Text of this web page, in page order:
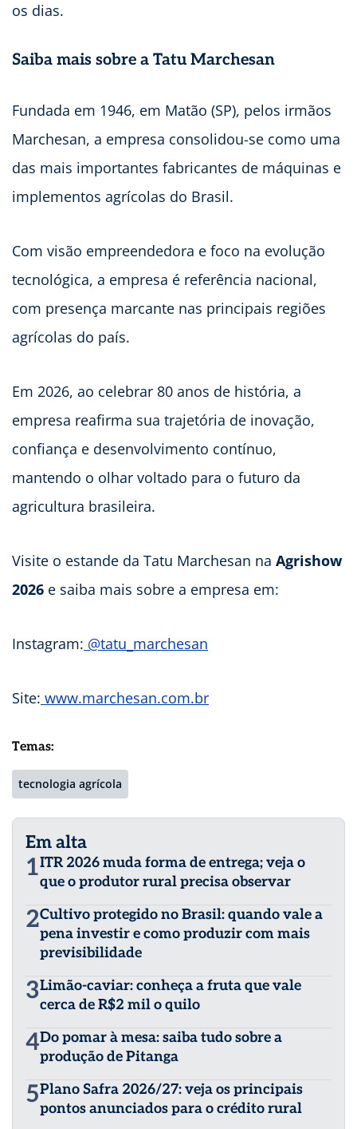
os dias.
Saiba mais sobre a Tatu Marchesan
Fundada em 1946, em Matão (SP), pelos irmãos
Marchesan, a empresa consolidou-se como uma
das mais importantes fabricantes de máquinas e
implementos agrícolas do Brasil.
Com visão empreendedora e foco na evolução
tecnológica, a empresa é referência nacional,
com presença marcante nas principais regiões
agrícolas do país.
Em 2026, ao celebrar 80 anos de história, a
empresa reafirma sua trajetória de inovação,
confiança e desenvolvimento contínuo,
mantendo o olhar voltado para o futuro da
agricultura brasileira.
Visite o estande da Tatu Marchesan na Agrishow
2026 e saiba mais sobre a empresa em:
Instagram: @tatu_marchesan
Site: www.marchesan.com.br
Temas:
tecnologia agrícola
Em alta
1ITR 2026 muda forma de entrega; veja o
que o produtor rural precisa observar
2Cultivo protegido no Brasil: quando vale a
pena investir e como produzir com mais
previsibilidade
3Limão-caviar: conheça a fruta que vale
cerca de R$2 mil o quilo
4Do pomar à mesa: saiba tudo sobre a
produção de Pitanga
5Plano Safra 2026/27: veja os principais
pontos anunciados para o crédito rural